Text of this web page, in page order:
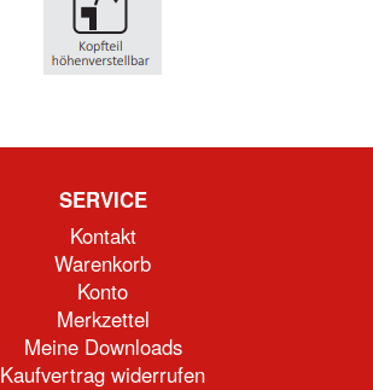
SERVICE
Kontakt
Warenkorb
Konto
Merkzettel
Meine Downloads
Kaufvertrag widerrufen